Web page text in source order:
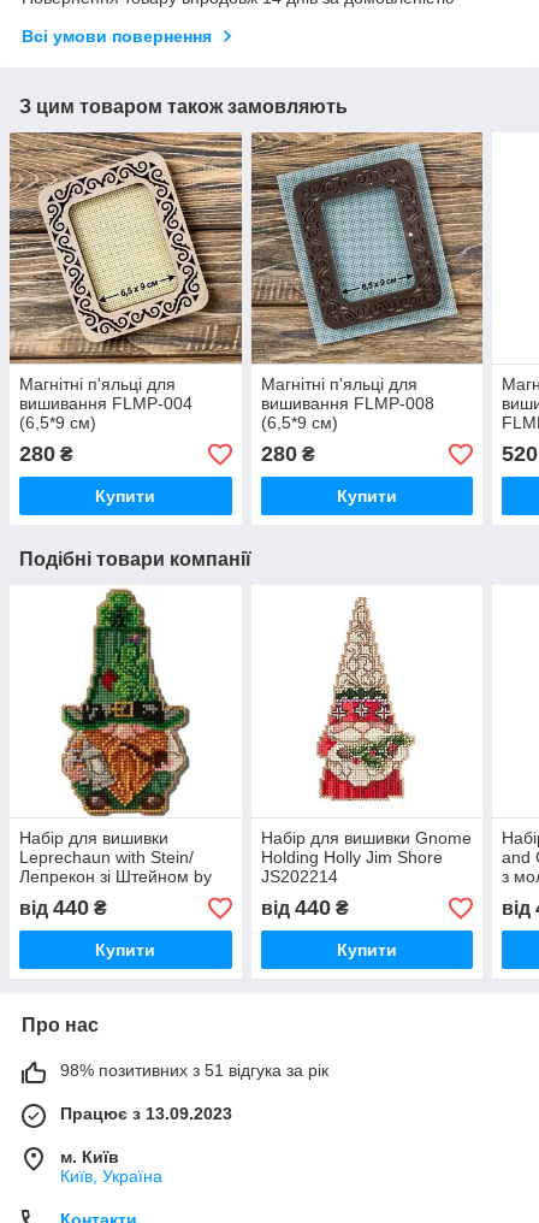
Всі умови повернення
З цим товаром також замовляють
Магнітні п'яльці для
вишивання FLMP-004
(6,5*9 см)
280 ₴
Купити
Магнітні п'яльці для
вишивання FLMP-008
(6,5*9 см)
280₴
Купити
520
Подібні товари компанії
Набір для вишивки
Leprechaun with Stein/
Лепрекон зі Штейном by
JS202512
від 440 ₴
Купити
Набір для вишивки Gnome
Holding Holly Jim Shore
JS202214
від 440₴
Купити
and
з
від
Про нас
98% позитивних з 51 відгука за рік
Працює з 13.09.2023
м. Київ
Київ, Україна